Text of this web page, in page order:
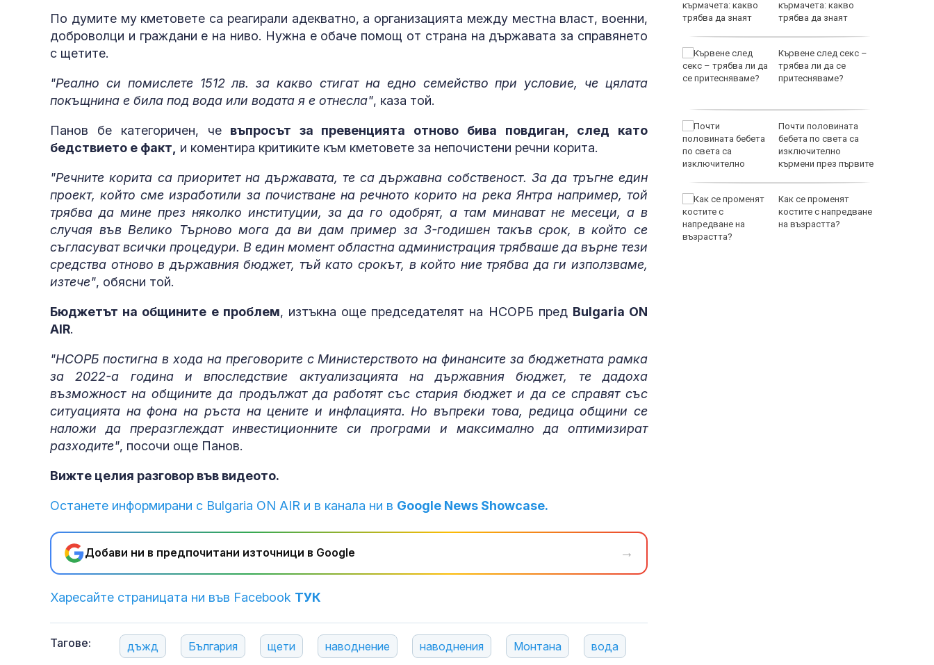
По думите му кметовете са реагирали адекватно, а организацията между местна власт, военни,
доброволци и граждани е на ниво. Нужна е обаче помощ от страна на държавата за справянето
с щетите.
"Реално си помислете 1512 лв. за какво стигат на едно семейство при условие, че цялата
покъщнина е била под вода или водата я е отнесла", каза той.
Панов бе категоричен, чевъпросът за превенцията отново бива повдиган, след като
бедствието е факт,
и коментира критиките към кметовете за непочистени речни корита.
"Речните корита са приоритет на държавата, те са държавна собственост. За да тръгне един
проект, който сме изработили за почистване на речното корито на река Янтра например, той
трябва да мине през няколко институции, за да го одобрят, а там минават не месеци, а в
случая във Велико Търново мога да ви дам пример за 3-годишен такъв срок, в който се
съгласуват всички процедури. В един момент областна администрация трябваше да върне тези
средства отново в държавния бюджет, тъй като срокът, в който ние трябва да ги използваме,
изтече", обясни той.
Бюджетът на общините е проблем, изтъкна още председателят на НСОРБ пред Bulgaria ON
AIR.
"НСОРБ постигна в хода на преговорите с Министерството на финансите за бюджетната рамка
за 2022-а година и впоследствие актуализацията на държавния бюджет, те дадоха
възможност на общините да продължат да работят със стария бюджет и да се справят със
ситуацията на фона на ръста на цените и инфлацията. Но въпреки това, редица общини се
наложи да преразглеждат инвестиционните си програми и максимално да оптимизират
разходите", посочи още Панов.
Вижте целия разговор във видеото.
Останете информирани с Bulgaria ON AIR и в канала ни в Google News Showcase.
Добави ни в предпочитани източници в Google →
Харесайте страницата ни във Facebook ТУК
Тагове: дъжд България щети наводнение наводнения Монтана вода
достатъчно спаринг
Кардам е бил
отклонен от
ЦСКА 1948 с нова
победа и силен старт в
Първа лига
57 млрд. долара:
Украйна търси
компенсации за
екологичните щети от
войната
кърмачета: какво
трябва да знаят
Кървене след секс –
трябва ли да се
притесняваме?
Почти половината
бебета по света са
изключително
кърмени през първите
Как се променят
костите с напредване
на възрастта?